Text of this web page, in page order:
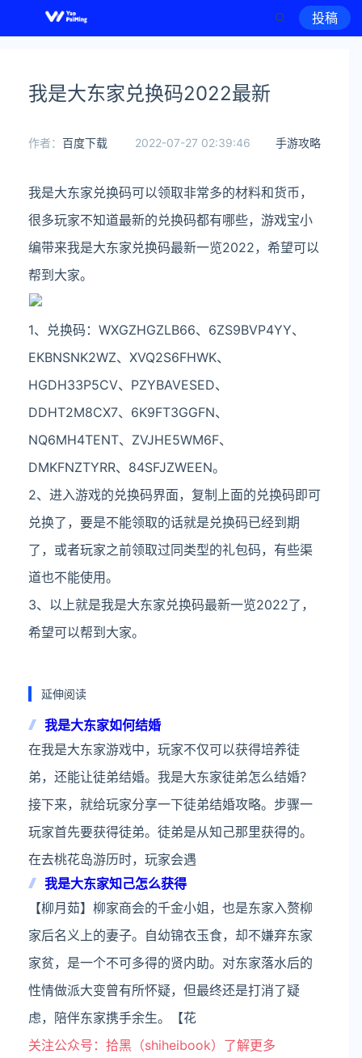
投稿
我是大东家兑换码2022最新
手游攻略
作者： 百度下载 2022-07-27 02:39:46
我是大东家兑换码可以领取非常多的材料和货币，
很多玩家不知道最新的兑换码都有哪些，游戏宝小
编带来我是大东家兑换码最新一览2022，希望可以
帮到大家。
1、兑换码：WXGZHGZLB66、6ZS9BVP4YY、
EKBNSNK2WZ、XVQ2S6FHWK、
HGDH33P5CV、PZYBAVESED、
DDHT2M8CX7、6K9FT3GGFN、
NQ6MH4TENT、ZVJHE5WM6F、
DMKFNZTYRR、84SFJZWEEN。
2、进入游戏的兑换码界面，复制上面的兑换码即可
兑换了，要是不能领取的话就是兑换码已经到期
了，或者玩家之前领取过同类型的礼包码，有些渠
道也不能使用。
3、以上就是我是大东家兑换码最新一览2022了，
希望可以帮到大家。
延伸阅读
我是大东家如何结婚
在我是大东家游戏中，玩家不仅可以获得培养徒
弟，还能让徒弟结婚。我是大东家徒弟怎么结婚？
接下来，就给玩家分享一下徒弟结婚攻略。步骤一
玩家首先要获得徒弟。徒弟是从知己那里获得的。
在去桃花岛游历时，玩家会遇
我是大东家知己怎么获得
【柳月茹】柳家商会的千金小姐，也是东家入赘柳
家后名义上的妻子。自幼锦衣玉食，却不嫌弃东家
家贫，是一个不可多得的贤内助。对东家落水后的
性情做派大变曾有所怀疑，但最终还是打消了疑
虑，陪伴东家携手余生。【花
关注公众号：拾黑（shiheibook）了解更多